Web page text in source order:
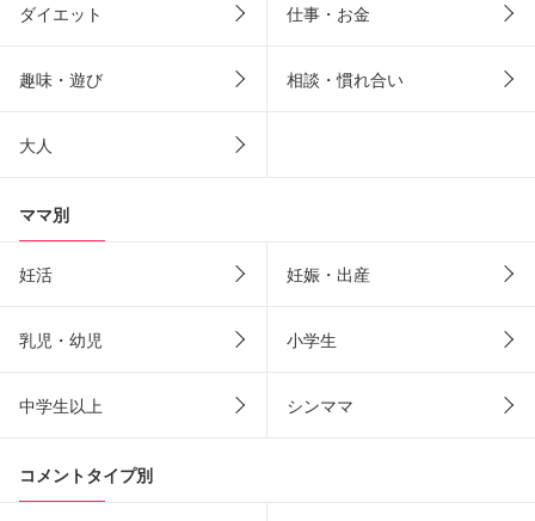
ダイエット 仕事・お金
趣味・遊び 相談・慣れ合い
大人
ママ別
妊活 妊娠・出産
乳児・幼児 小学生
中学生以上 シンママ
コメントタイプ別